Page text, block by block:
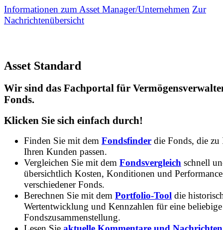
Informationen zum Asset Manager/Unternehmen Zur
Nachrichtenübersicht
Asset Standard
Wir sind das Fachportal für
Fonds.
Klicken Sie sich einfach durch!
Finden Sie mit dem Fondsfinder die Fonds, die zu
Ihren Kunden passen.
Vergleichen Sie mit dem Fondsvergleich schnell
übersichtlich Kosten, Konditionen und Performance
verschiedener Fonds.
Berechnen Sie mit dem Portfolio-Tool die
Wertentwicklung und Kennzahlen für eine beliebige
Fondszusammenstellung.